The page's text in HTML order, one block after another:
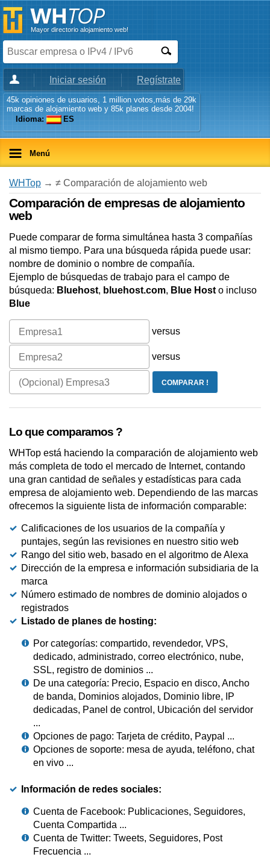
Mayor directorio alojamiento web!
Iniciar sesión Regístrate
45k opiniones de usuarios, 1 million votos,más de 29k
marcas de alojamiento web y 85k planes desde 2004!
Idioma:
ES
Menú
WHTop → ≠ Comparación de alojamiento web
Comparación de empresas de alojamiento
web
Puede comparar de forma simultánea hasta 3 compañías
al mismo tiempo. Para una búsqueda rápida puede usar:
nombre de dominio o nombre de compañía.
Ejemplo de búsquedas de trabajo para el campo de
búsqueda: Bluehost, bluehost.com, Blue Host o incluso
Blue
versus
versus
Lo que comparamos ?
WHTop está haciendo la comparación de alojamiento web
más completa de todo el mercado de Internet, contando
una gran cantidad de señales y estadísticas para cada
empresa de alojamiento web. Dependiendo de las marcas
ofrecemos la siguiente lista de información comparable:
Calificaciones de los usuarios de la compañía y
puntajes, según las revisiones en nuestro sitio web
Rango del sitio web, basado en el algoritmo de Alexa
Dirección de la empresa e información subsidiaria de la
marca
Número estimado de nombres de dominio alojados o
registrados
Listado de planes de hosting:
Por categorías: compartido, revendedor, VPS,
dedicado, administrado, correo electrónico, nube,
SSL, registro de dominios ...
De una categoría: Precio, Espacio en disco, Ancho
de banda, Dominios alojados, Dominio libre, IP
dedicadas, Panel de control, Ubicación del servidor
...
Opciones de pago: Tarjeta de crédito, Paypal ...
Opciones de soporte: mesa de ayuda, teléfono, chat
en vivo ...
Información de redes sociales:
Cuenta de Facebook: Publicaciones, Seguidores,
Cuenta Compartida ...
Cuenta de Twitter: Tweets, Seguidores, Post
Frecuencia ...